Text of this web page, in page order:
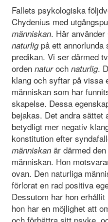
Fallets psykologiska
Chydenius med
människan. Här
naturligpå ett annorlunda
predikan. Vi ser därmed
orden naturoch naturlig.
klang och syftar på vissa
människan som har
skapelse. Dessa
bejakas. Det andra sättet
betydligt mer negativ
konstitution efter
människanär därmed
människan. Hon
ovan. Den naturliga
förlorat en rad positiva
Dessutom har hon
hon har en möjlighet att